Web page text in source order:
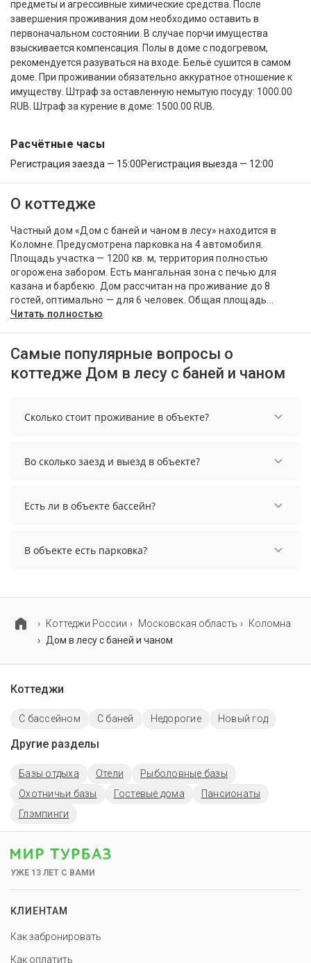
предметы и агрессивные химические средства. После
завершения проживания дом необходимо оставить в
первоначальном состоянии. В случае порчи имущества
взыскивается компенсация. Полы в доме с подогревом,
рекомендуется разуваться на входе. Бельё сушится в самом
доме. При проживании обязательно аккуратное отношение к
имуществу. Штраф за оставленную немытую посуду: 1000.00
RUB. Штраф за курение в доме: 1500.00 RUB.
Расчётные часы
Регистрация заезда — 15:00Регистрация выезда — 12:00
О коттедже
Частный дом «Дом с баней и чаном в лесу» находится в
Коломне. Предусмотрена парковка на 4 автомобиля.
Площадь участка — 1200 кв. м, территория полностью
огорожена забором. Есть мангальная зона с печью для
казана и барбекю. Дом рассчитан на проживание до 8
гостей, оптимально — для 6 человек. Общая площадь...
Читать полностью
Самые популярные вопросы о
коттедже Дом в лесу с баней и чаном
Сколько стоит проживание в объекте?
8978 рублей. Чтобы увидеть актуальные цены на
проживание, выберите нужные даты и
Во сколько заезд и выезд в объекте?
осуществить до 12:00.
Есть ли в объекте бассейн?
В объекте есть парковка?
Коттеджи России Московская область
Коломна
Дом в лесу с баней и чаном
Коттеджи
С бассейном С баней Недорогие Новый год
Другие разделы
Базы отдыха Отели
Рыболовные базы
Охотничьи базы
Гостевые дома
Пансионаты
Глэмпинги
УЖЕ 13 ЛЕТ С ВАМИ
КЛИЕНТАМ
Как забронировать
Как оплатить